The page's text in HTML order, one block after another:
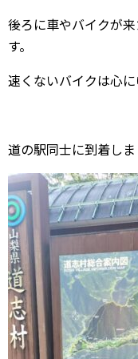
後ろに車やバイクが
す。
速くないバイクは心に
道の駅同士に到着しま